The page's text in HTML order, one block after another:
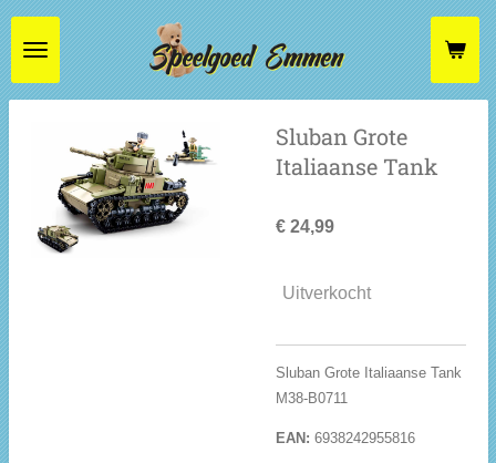
Ga
direct
naar
de
Sluban Grote
Italiaanse Tank
€ 24,99
Uitverkocht
Sluban Grote Italiaanse Tank
M38-B0711
EAN: 6938242955816